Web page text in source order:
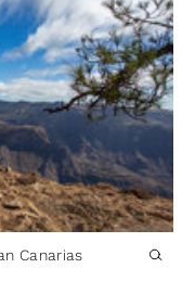
Canarias